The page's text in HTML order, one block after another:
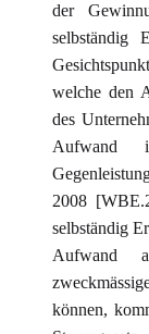
der
selbständig
welche den
des
Aufwand
2008
selbständig
Aufwand
können,